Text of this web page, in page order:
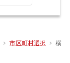
市区町村選択 横